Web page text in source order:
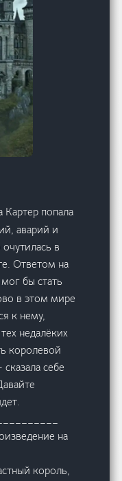
попала
аварий и
в
Ответом на
бы стать
в этом мире
к нему,
недалёких
королевой
себе
на
король,